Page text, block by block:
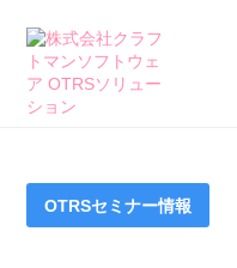
OTRSセミナー情報